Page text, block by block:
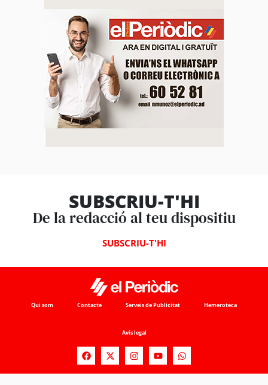
SUBSCRIU-T'HI
De la redacció al teu dispositiu
SUBSCRIU-T'HI
Qui som Contacte Serveis de Publicitat Hemeroteca
Avís legal